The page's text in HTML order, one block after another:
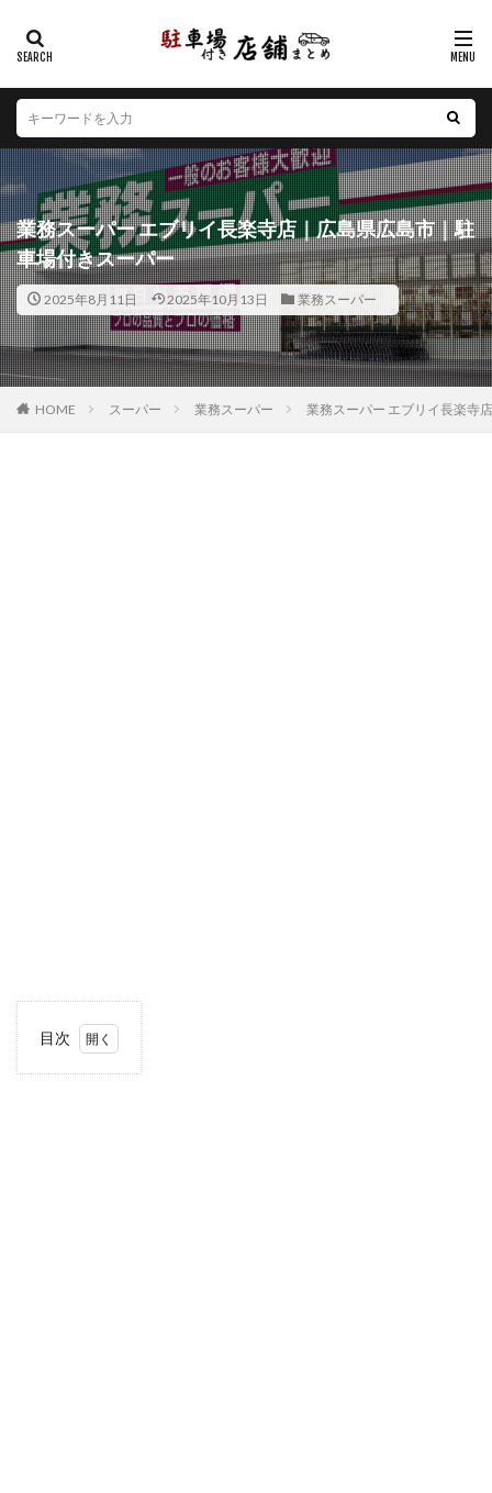
業務スーパー エブリイ長楽寺店｜広島県広島市｜駐
車場付きスーパー
2025年8月11日 2025年10月13日 業務スーパー
HOME スーパー 業務スーパー 業務スーパー エブリイ長楽寺
目次
カテゴリー
エリア
北海道 青森県 岩手県 宮城県
秋田県
山形県
福島県 茨城県 栃木県
群馬県
埼玉県
千葉県 東京都 神奈川県
新潟県
山梨県
長野県 富山県 石川県
福井県
岐阜県
静岡県 愛知県 三重県
滋賀県
京都府
大阪府 兵庫県 奈良県
和歌山県
鳥取県
島根県 岡山県 広島県
山口県
徳島県
香川県 愛媛県 高知県
福岡県
佐賀県
長崎県 熊本県 大分県
宮崎県